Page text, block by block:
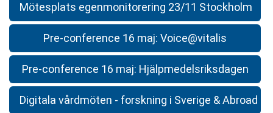
Mötesplats egenmonitorering 23/11 Stockholm
Pre-conference 16 maj: Voice@vitalis
Pre-conference 16 maj: Hjälpmedelsriksdagen
Digitala vårdmöten - forskning i Sverige & Abroad